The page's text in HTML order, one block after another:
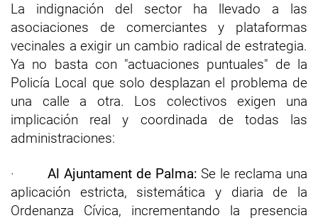
La indignación del sector ha llevado a las
asociaciones de comerciantes y plataformas
vecinales a exigir un cambio radical de estrategia.
Ya no basta con "actuaciones puntuales" de la
Policía Local que solo desplazan el problema de
una calle a otra. Los colectivos exigen una
implicación real y coordinada de todas las
administraciones:
· Al Ajuntament de Palma: Se le reclama una
aplicación estricta, sistemática y diaria de la
Ordenanza Cívica, incrementando la presencia